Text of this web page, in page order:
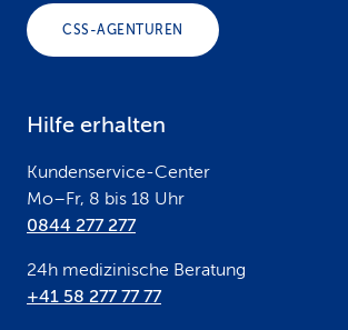
CSS-AGENTUREN
Hilfe erhalten
Kundenservice-Center
Mo–Fr, 8 bis 18 Uhr
0844 277 277
24h medizinische Beratung
+41 58 277 77 77